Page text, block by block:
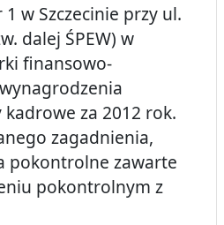
w Szczecinie przy ul.
dalej ŚPEW) w
finansowo-
za 2012 rok.
zagadnienia,
pokontrolne zawarte
pokontrolnym z